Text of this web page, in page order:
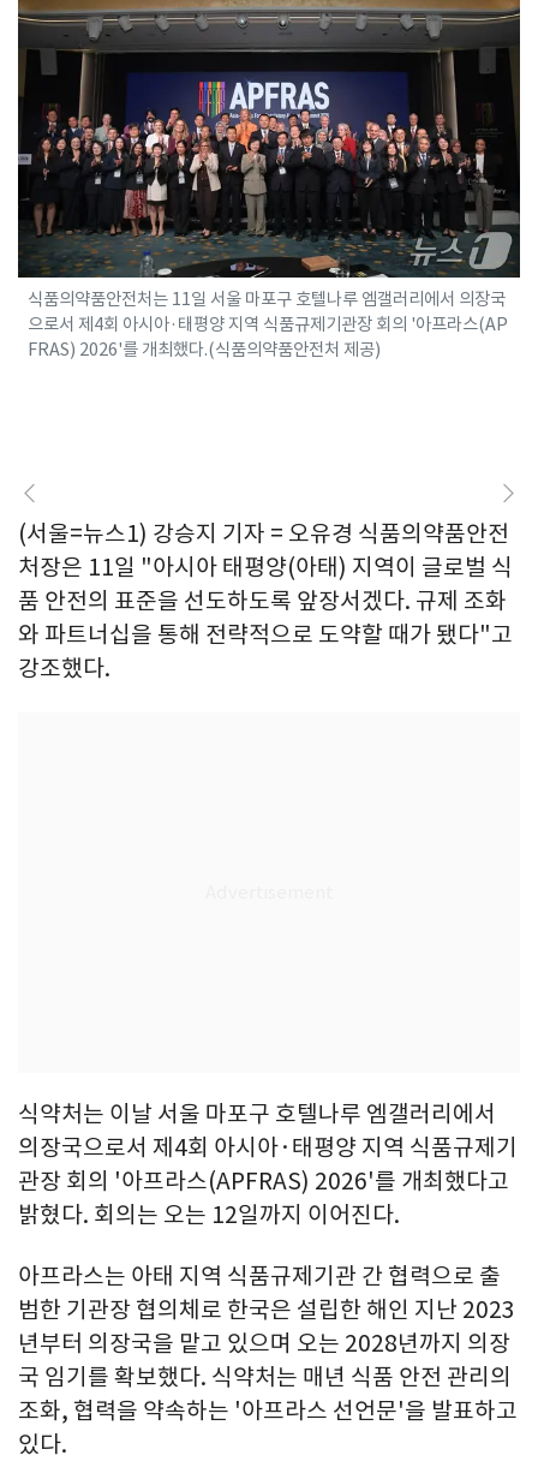
식품의약품안전처는 11일 서울 마포구 호텔나루 엠갤러리에서 의장국
으로서 제4회 아시아·태평양 지역 식품규제기관장 회의 '아프라스(AP
FRAS) 2026'를 개최했다.(식품의약품안전처 제공)
(서울=뉴스1) 강승지 기자 = 오유경 식품의약품안전
처장은 11일 "아시아 태평양(아태) 지역이 글로벌 식
품 안전의 표준을 선도하도록 앞장서겠다. 규제 조화
와 파트너십을 통해 전략적으로 도약할 때가 됐다"고
강조했다.
식약처는 이날 서울 마포구 호텔나루 엠갤러리에서
의장국으로서 제4회 아시아·태평양 지역 식품규제기
관장 회의 '아프라스(APFRAS) 2026'를 개최했다고
밝혔다. 회의는 오는 12일까지 이어진다.
아프라스는 아태 지역 식품규제기관 간 협력으로 출
범한 기관장 협의체로 한국은 설립한 해인 지난 2023
년부터 의장국을 맡고 있으며 오는 2028년까지 의장
국 임기를 확보했다. 식약처는 매년 식품 안전 관리의
조화, 협력을 약속하는 '아프라스 선언문'을 발표하고
있다.